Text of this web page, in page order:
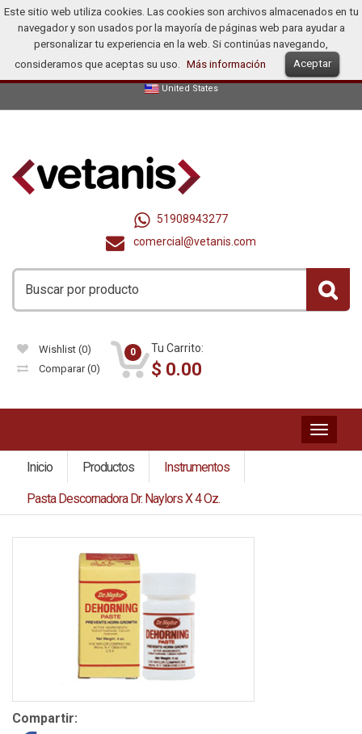
Inicio Productos Promociones Ofertas
¿Cómo Comprar?
Distribuidores
Español Dollar (US$)
Iniciar Sesión
United States
51908943277
comercial@vetanis.com
Wishlist (0)
Comparar(0)
0 Tu Carrito:
$ 0.00
Inicio
Productos Instrumentos
Pasta Descornadora Dr. Naylors X 4 Oz.
Compartir:
Este sitio web utiliza cookies. Las cookies son archivos almacenados en tu
navegador y son usados por la mayoría de páginas web para ayudar a
personalizar tu experiencia en la web. Si continúas navegando,
consideramos que aceptas su uso.
Más información Aceptar